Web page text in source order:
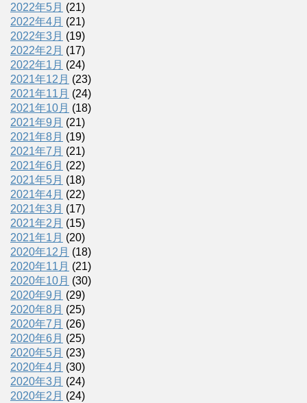
2022年5月 (21)
2022年4月 (21)
2022年3月 (19)
2022年2月 (17)
2022年1月 (24)
2021年12月 (23)
2021年11月 (24)
2021年10月 (18)
2021年9月 (21)
2021年8月 (19)
2021年7月 (21)
2021年6月 (22)
2021年5月 (18)
2021年4月 (22)
2021年3月 (17)
2021年2月 (15)
2021年1月 (20)
2020年12月 (18)
2020年11月 (21)
2020年10月 (30)
2020年9月 (29)
2020年8月 (25)
2020年7月 (26)
2020年6月 (25)
2020年5月 (23)
2020年4月 (30)
2020年3月 (24)
2020年2月 (24)